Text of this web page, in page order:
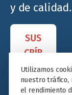
y de calidad.
SUS
CRÍB
ETE
Utilizamos
nuestro
el rendimiento